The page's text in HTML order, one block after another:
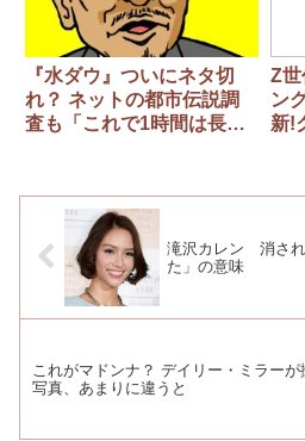
『水ダウ』ついにネタ切
れ？ ネットの都市伝説調
査も「これで1時間は長
Z世
ン
新!
滝沢カレン 消され
た」の意味
これがマドンナ？ デイリー・ミラーが
写真、あまりに違うと